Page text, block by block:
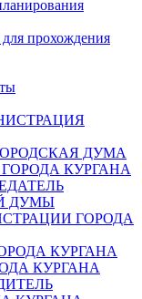
прохождения
ДУМА
КУРГАНА
ДУМЫ
ГОРОДА
КУРГАНА
КУРГАНА